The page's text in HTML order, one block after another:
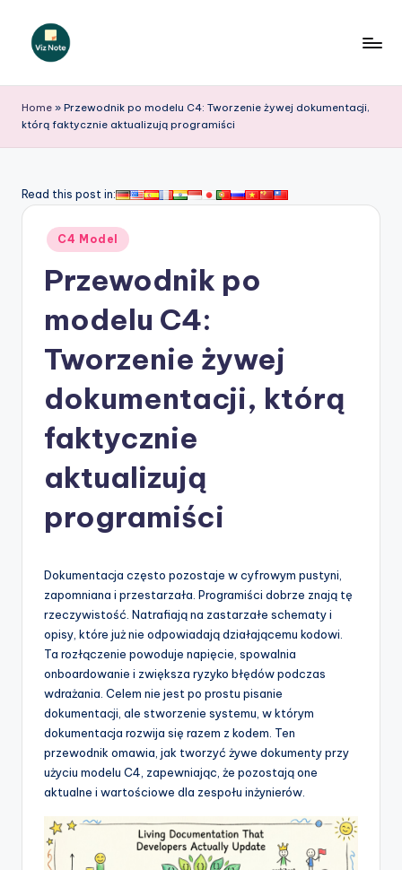
iz
N
t
A
&
S
o
w
Home » Przewodnik po modelu C4: Tworzenie żywej dokumentacji,
którą faktycznie aktualizują programiści
Read this post in:
Posted
in
C4 Model
Przewodnik po
modelu C4:
Tworzenie żywej
dokumentacji, którą
faktycznie
aktualizują
programiści
Dokumentacja często pozostaje w cyfrowym pustyni,
zapomniana i przestarzała. Programiści dobrze znają tę
rzeczywistość. Natrafiają na zastarzałe schematy i
opisy, które już nie odpowiadają działającemu kodowi.
Ta rozłączenie powoduje napięcie, spowalnia
onboardowanie i zwiększa ryzyko błędów podczas
wdrażania. Celem nie jest po prostu pisanie
dokumentacji, ale stworzenie systemu, w którym
dokumentacja rozwija się razem z kodem. Ten
przewodnik omawia, jak tworzyć żywe dokumenty przy
użyciu modelu C4, zapewniając, że pozostają one
aktualne i wartościowe dla zespołu inżynierów.